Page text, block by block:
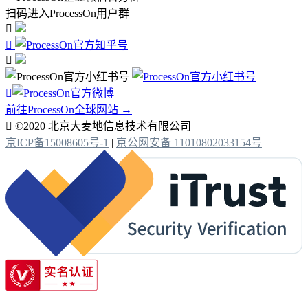
扫码进入ProcessOn用户群




前往ProcessOn全球网站 →
 ©2020 北京大麦地信息技术有限公司
京ICP备15008605号-1 | 京公网安备 11010802033154号